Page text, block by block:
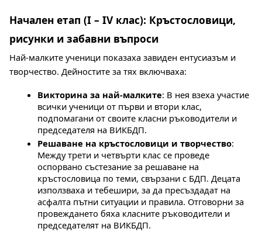
Начален етап (I – IV клас): Кръстословици,
рисунки и забавни въпроси
Най-малките ученици показаха завиден ентусиазъм и
творчество. Дейностите за тях включваха:
Викторина за най-малките: В нея взеха участие
всички ученици от първи и втори клас,
подпомагани от своите класни ръководители и
председателя на ВИКБДП.
Решаване на кръстословици и творчество:
Между трети и четвърти клас се проведе
оспорвано състезание за решаване на
кръстословица по теми, свързани с БДП. Децата
използваха и тебешири, за да пресъздадат на
асфалта пътни ситуации и правила. Отговорни за
провеждането бяха класните ръководители и
председателят на ВИКБДП.